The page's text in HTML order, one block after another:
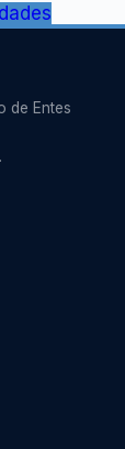
de Entes